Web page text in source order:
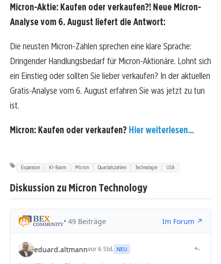
Micron-Aktie: Kaufen oder verkaufen?! Neue Micron-
Analyse vom 6. August liefert die Antwort:
Die neusten Micron-Zahlen sprechen eine klare Sprache:
Dringender Handlungsbedarf für Micron-Aktionäre. Lohnt sich
ein Einstieg oder sollten Sie lieber verkaufen? In der aktuellen
Gratis-Analyse vom 6. August erfahren Sie was jetzt zu tun
ist.
Micron: Kaufen oder verkaufen? Hier weiterlesen...
Expansion KI-Boom Micron Quartalszahlen Technologie USA
Diskussion zu Micron Technology